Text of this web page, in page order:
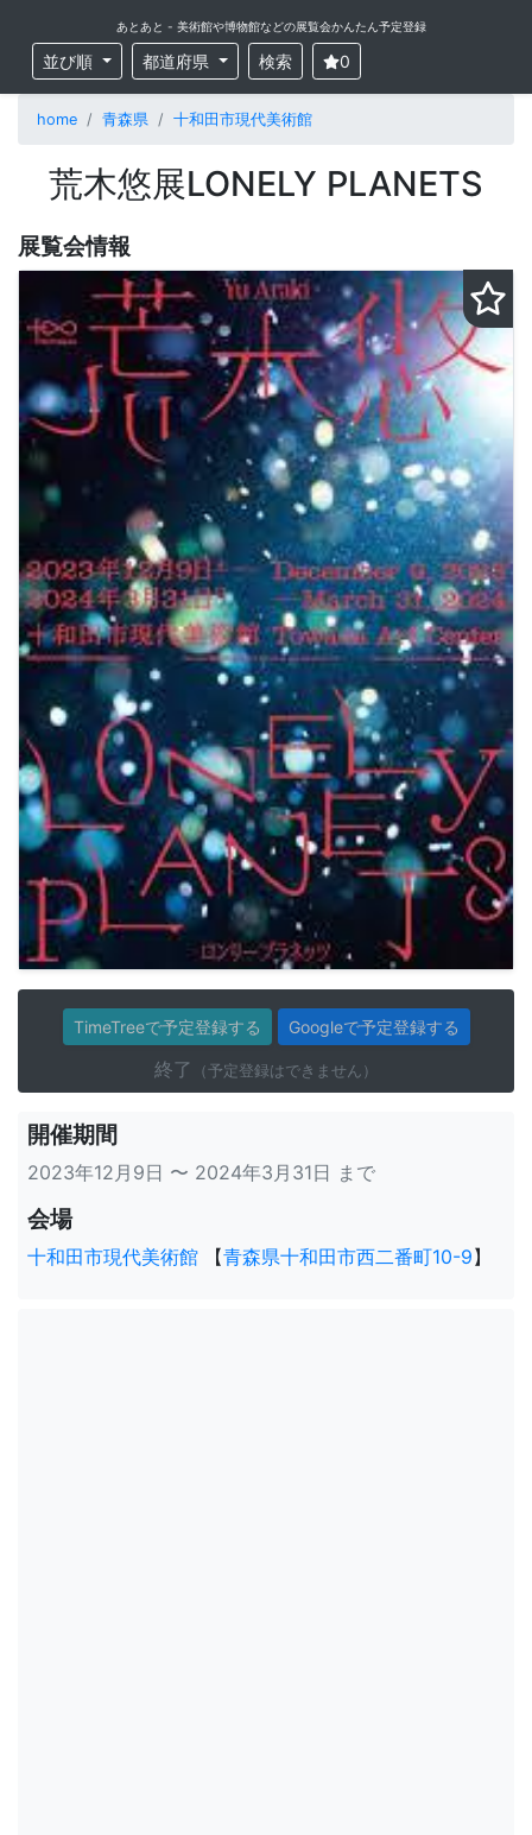
あとあと - 美術館や博物館などの展覧会かんたん予定登録
並び順 都道府県 検索 0
home 青森県 十和田市現代美術館
荒木悠展LONELY PLANETS
展覧会情報
TimeTreeで予定登録する Googleで予定登録する
終了 （予定登録はできません）
開催期間
2023年12月9日 〜 2024年3月31日 まで
会場
十和田市現代美術館 【青森県十和田市西二番町10-9】